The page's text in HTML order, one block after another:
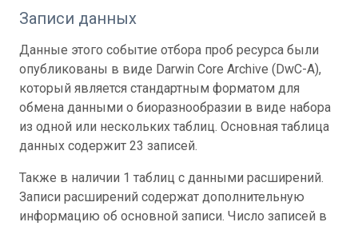
Записи данных
Данные этого событие отбора проб ресурса были
опубликованы в виде Darwin Core Archive (DwC-A),
который является стандартным форматом для
обмена данными о биоразнообразии в виде набора
из одной или нескольких таблиц. Основная таблица
данных содержит 23 записей.
Также в наличии 1 таблиц с данными расширений.
Записи расширений содержат дополнительную
информацию об основной записи. Число записей в